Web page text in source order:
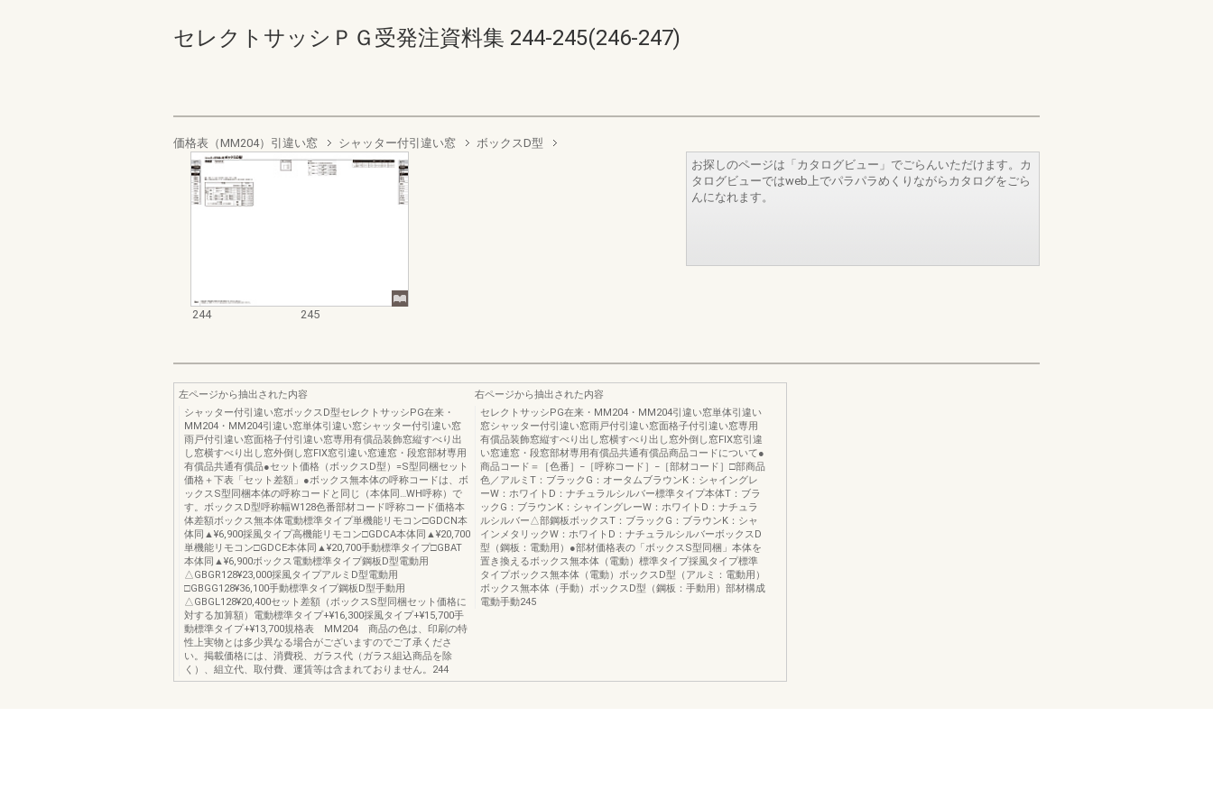
セレクトサッシＰＧ受発注資料集 244-245(246-247)
価格表（MM204）引違い窓 シャッター付引違い窓 ボックスD型
244 245
お探しのページは「カタログビュー」でごらんいただけます。カ
タログビューではweb上でパラパラめくりながらカタログをごら
んになれます。
左ページから抽出された内容
シャッター付引違い窓ボックスD型セレクトサッシPG在来・
MM204・MM204引違い窓単体引違い窓シャッター付引違い窓
雨戸付引違い窓面格子付引違い窓専用有償品装飾窓縦すべり出
し窓横すべり出し窓外倒し窓FIX窓引違い窓連窓・段窓部材専用
有償品共通有償品●セット価格（ボックスD型）=S型同梱セット
価格＋下表「セット差額」●ボックス無本体の呼称コードは、ボ
ックスS型同梱本体の呼称コードと同じ（本体同…WH呼称）で
す。ボックスD型呼称幅W128色番部材コード呼称コード価格本
体差額ボックス無本体電動標準タイプ単機能リモコン□GDCN本
体同▲¥6,900採風タイプ高機能リモコン□GDCA本体同▲¥20,700
単機能リモコン□GDCE本体同▲¥20,700手動標準タイプ□GBAT
本体同▲¥6,900ボックス電動標準タイプ鋼板D型電動用
△GBGR128¥23,000採風タイプアルミD型電動用
□GBGG128¥36,100手動標準タイプ鋼板D型手動用
△GBGL128¥20,400セット差額（ボックスS型同梱セット価格に
対する加算額）電動標準タイプ+¥16,300採風タイプ+¥15,700手
動標準タイプ+¥13,700規格表 MM204 商品の色は、印刷の特
性上実物とは多少異なる場合がございますのでご了承くださ
い。掲載価格には、消費税、ガラス代（ガラス組込商品を除
く）、組立代、取付費、運賃等は含まれておりません。244
右ページから抽出された内容
セレクトサッシPG在来・MM204・MM204引違い窓単体引違い
窓シャッター付引違い窓雨戸付引違い窓面格子付引違い窓専用
有償品装飾窓縦すべり出し窓横すべり出し窓外倒し窓FIX窓引違
い窓連窓・段窓部材専用有償品共通有償品商品コードについて●
商品コード＝［色番］−［呼称コード］−［部材コード］□部商品
色／アルミT：ブラックG：オータムブラウンK：シャイングレ
ーW：ホワイトD：ナチュラルシルバー標準タイプ本体T：ブラ
ックG：ブラウンK：シャイングレーW：ホワイトD：ナチュラ
ルシルバー△部鋼板ボックスT：ブラックG：ブラウンK：シャ
インメタリックW：ホワイトD：ナチュラルシルバーボックスD
型（鋼板：電動用）●部材価格表の「ボックスS型同梱」本体を
置き換えるボックス無本体（電動）標準タイプ採風タイプ標準
タイプボックス無本体（電動）ボックスD型（アルミ：電動用）
ボックス無本体（手動）ボックスD型（鋼板：手動用）部材構成
電動手動245